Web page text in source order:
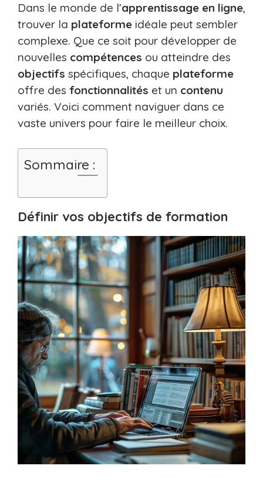
Dans le monde de l’apprentissage en ligne,
trouver la plateforme idéale peut sembler
complexe. Que ce soit pour développer de
nouvelles compétences ou atteindre des
objectifs spécifiques, chaque plateforme
offre des fonctionnalités et un contenu
variés. Voici comment naviguer dans ce
vaste univers pour faire le meilleur choix.
Sommaire :
Définir vos objectifs de formation